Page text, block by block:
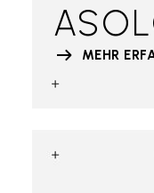
MEHR